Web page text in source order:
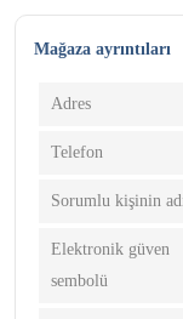
Mağaza ayrıntıları
Adres
Telefon
Sorumlu kişinin
Elektronik güven
sembolü